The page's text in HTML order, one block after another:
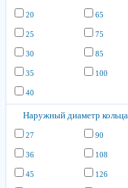
20
25
30
35
40
65
75
85
100
Наружный диаметр кольца
27
36
45
90
108
126